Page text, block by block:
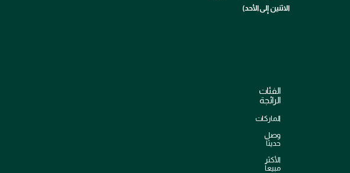
الاثنين إلى الأحد)
الفئات
الرائجة
الماركات
وصل
حديثاً
الأكثر
مبيعاً